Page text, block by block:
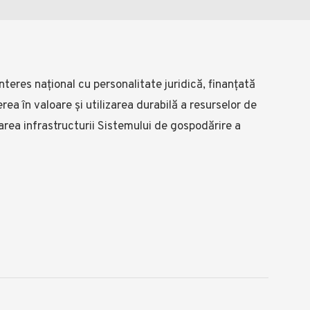
național cu personalitate juridică, finanțată
în valoare și utilizarea durabilă a resurselor de
infrastructurii Sistemului de gospodărire a